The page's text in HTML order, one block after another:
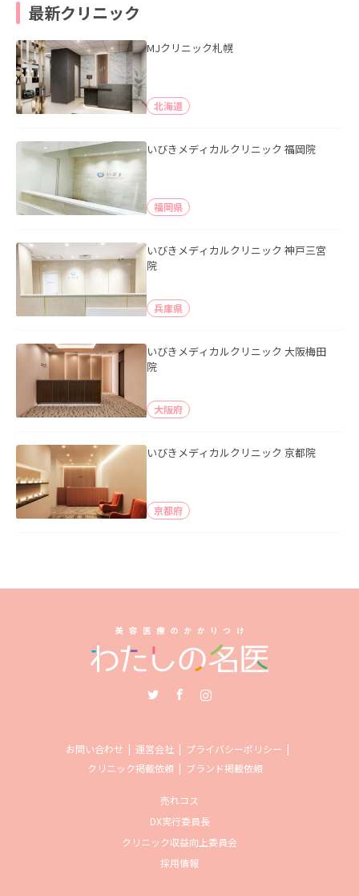
最新クリニック
MJクリニック札幌
北海道
いびきメディカルクリニック 福岡院
福岡県
いびきメディカルクリニック 神戸三宮
院
兵庫県
いびきメディカルクリニック 大阪梅田
院
大阪府
いびきメディカルクリニック 京都院
京都府
お問い合わせ 運営会社
プライバシーポリシー
クリニック掲載依頼
ブランド掲載依頼
売れコス
DX実行委員長
クリニック収益向上委員会
採用情報